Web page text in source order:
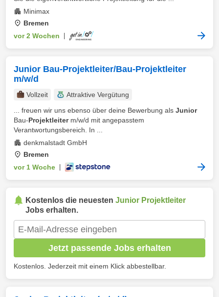
Minimax
Bremen
vor 2 Wochen
Junior Bau-Projektleiter/Bau-Projektleiter
m/w/d
Vollzeit
Attraktive Vergütung
... freuen wir uns ebenso über deine Bewerbung als Junior
Bau-Projektleiterm/w/d mit angepasstem
Verantwortungsbereich. In ...
denkmalstadt GmbH
Bremen
vor 1 Woche
Kostenlos die neuesten Junior Projektleiter
Jobs erhalten.
Jetzt passende Jobs erhalten
Kostenlos. Jederzeit mit einem Klick abbestellbar.